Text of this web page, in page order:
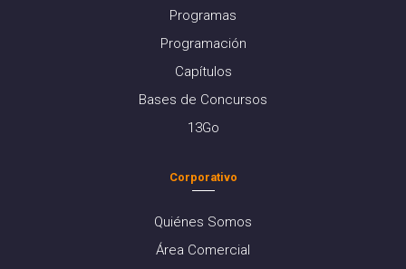
Programas
Programación
Capítulos
Bases de Concursos
13Go
Corporativo
Quiénes Somos
Área Comercial